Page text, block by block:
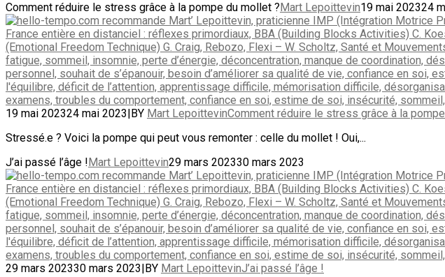
Comment réduire le stress grâce à la pompe du mollet ? Mart Lepoittevin19 mai 202324
19 mai 202324 mai 2023 BY Mart LepoittevinComment réduire le stress grâce à la
Stressé.e ? Voici la pompe qui peut vous remonter : celle du mollet ! Oui,...
J’ai passé l’âge ! Mart Lepoittevin29 mars 202330 mars 2023
29 mars 202330 mars 2023 BY Mart LepoittevinJ’ai passé l’âge !